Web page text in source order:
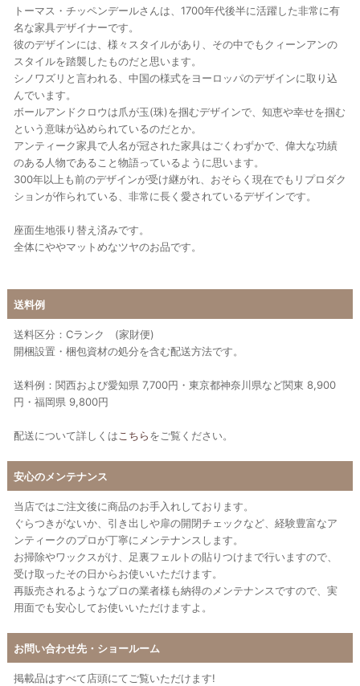
トーマス・チッペンデールさんは、1700年代後半に活躍した非常に有
名な家具デザイナーです。
彼のデザインには、様々スタイルがあり、その中でもクィーンアンの
スタイルを踏襲したものだと思います。
シノワズリと言われる、中国の様式をヨーロッパのデザインに取り込
んでいます。
ボールアンドクロウは爪が玉(珠)を掴むデザインで、知恵や幸せを掴む
という意味が込められているのだとか。
アンティーク家具で人名が冠された家具はごくわずかで、偉大な功績
のある人物であること物語っているように思います。
300年以上も前のデザインが受け継がれ、おそらく現在でもリプロダク
ションが作られている、非常に長く愛されているデザインです。
座面生地張り替え済みです。
全体にややマットめなツヤのお品です。
送料例
送料区分：Cランク (家財便)
開梱設置・梱包資材の処分を含む配送方法です。
送料例：関西および愛知県 7,700円・東京都神奈川県など関東 8,900
円・福岡県 9,800円
配送について詳しくは こちらをご覧ください。
安心のメンテナンス
当店ではご注文後に商品のお手入れしております。
ぐらつきがないか、引き出しや扉の開閉チェックなど、経験豊富なア
ンティークのプロが丁寧にメンテナンスします。
お掃除やワックスがけ、足裏フェルトの貼りつけまで行いますので、
受け取ったその日からお使いいただけます。
再販売されるようなプロの業者様も納得のメンテナンスですので、実
用面でも安心してお使いいただけますよ。
お問い合わせ先・ショールーム
掲載品はすべて店頭にてご覧いただけます!